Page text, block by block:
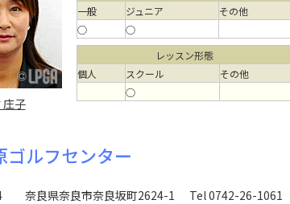
庄子
一般
ジュニア
その他
○
○
レッスン形態
個人
スクール
その他
○
ゴルフセンター
奈良県奈良市奈良坂町2624-1 Tel 0742-26-1061